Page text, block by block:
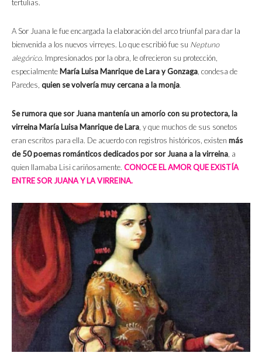
tertulias.
A Sor Juana le fue encargada la elaboración del arco triunfal para dar la
bienvenida a los nuevos virreyes. Lo que escribió fue su Neptuno
alegórico. Impresionados por la obra, le ofrecieron su protección,
especialmente María Luisa Manrique de Laray Gonzaga, condesa de
Paredes, quien se volvería muy cercana a la monja.
Se rumora que sor Juana mantenía un amorío con su protectora, la
virreina María Luisa Manrique de Lara, y que muchos de sus sonetos
eran escritos para ella. De acuerdo con registros históricos, existen más
de 50 poemas románticos dedicados por sor Juana a la virreina, a
quien llamaba Lisi cariñosamente. CONOCE EL AMOR QUE EXISTÍA
ENTRE SOR JUANA Y LA VIRREINA.